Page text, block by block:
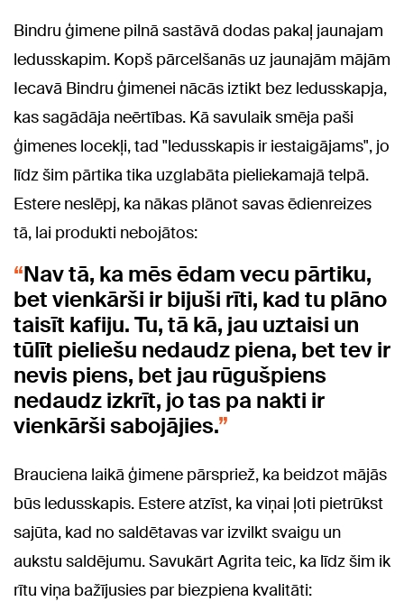
Bindru ģimene pilnā sastāvā dodas pakaļ jaunajam
ledusskapim. Kopš pārcelšanās uz jaunajām mājām
Iecavā Bindru ģimenei nācās iztikt bez ledusskapja,
kas sagādāja neērtības. Kā savulaik smēja paši
ģimenes locekļi, tad "ledusskapis ir iestaigājams", jo
līdz šim pārtika tika uzglabāta pieliekamajā telpā.
Estere neslēpj, ka nākas plānot savas ēdienreizes
tā, lai produkti nebojātos:
Nav tā, ka mēs ēdam vecu pārtiku,
bet vienkārši ir bijuši rīti, kad tu plāno
taisīt kafiju. Tu, tā kā, jau uztaisi un
tūlīt pieliešu nedaudz piena, bet tev ir
nevis piens, bet jau rūgušpiens
nedaudz izkrīt, jo tas pa nakti ir
vienkārši sabojājies.
Brauciena laikā ģimene pārspriež, ka beidzot mājās
būs ledusskapis. Estere atzīst, ka viņai ļoti pietrūkst
sajūta, kad no saldētavas var izvilkt svaigu un
aukstu saldējumu. Savukārt Agrita teic, ka līdz šim ik
rītu viņa bažījusies par biezpiena kvalitāti: